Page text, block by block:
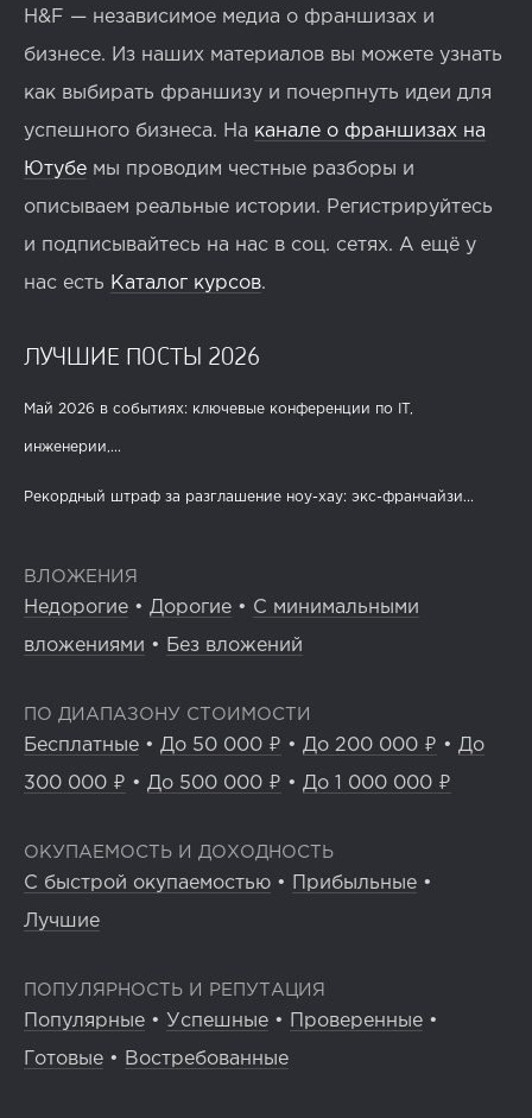
H&F — независимое медиа о франшизах и
бизнесе. Из наших материалов вы можете узнать
как выбирать франшизу и почерпнуть идеи для
успешного бизнеса. На канале о франшизах на
Ютубе мы проводим честные разборы и
описываем реальные истории. Регистрируйтесь
и подписывайтесь на нас в соц. сетях. А ещё у
нас есть Каталог курсов.
ЛУЧШИЕ ПОСТЫ 2026
Май 2026 в событиях: ключевые конференции по IT,
инженерии,...
Рекордный штраф за разглашение ноу-хау: экс-франчайзи...
ВЛОЖЕНИЯ
Недорогие • Дорогие • С минимальными
вложениями • Без вложений
ПО ДИАПАЗОНУ СТОИМОСТИ
Бесплатные • До 50 000 ₽ • До 200 000 ₽ • До
300 000 ₽ • До 500 000 ₽ • До 1 000 000 ₽
ОКУПАЕМОСТЬ И ДОХОДНОСТЬ
С быстрой окупаемостью • Прибыльные •
Лучшие
ПОПУЛЯРНОСТЬ И РЕПУТАЦИЯ
Популярные • Успешные • Проверенные •
Готовые • Востребованные